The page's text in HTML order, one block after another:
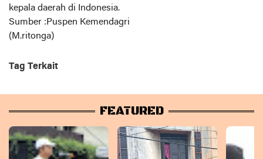
kepala daerah di Indonesia.
Sumber :Puspen Kemendagri
(M.ritonga)
Tag Terkait
FEATURED